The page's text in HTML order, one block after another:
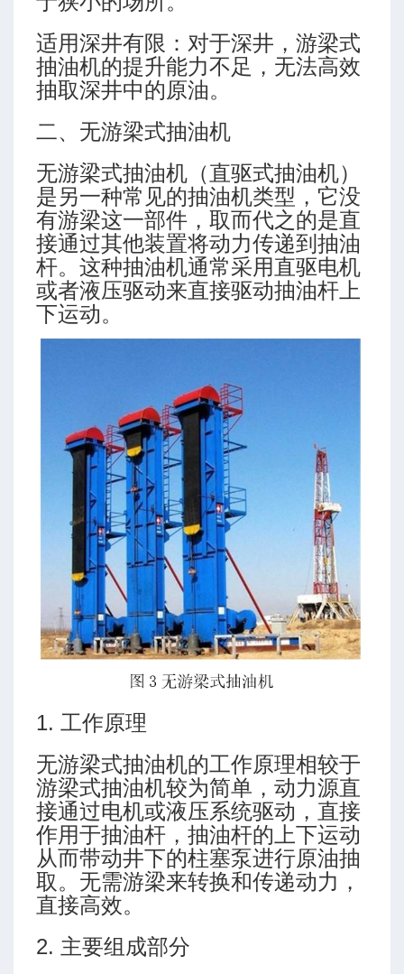
适用深井有限：对于深井，游梁式
抽油机的提升能力不足，无法高效
抽取深井中的原油。
二、无游梁式抽油机
无游梁式抽油机（直驱式抽油机）
是另一种常见的抽油机类型，它没
有游梁这一部件，取而代之的是直
接通过其他装置将动力传递到抽油
杆。这种抽油机通常采用直驱电机
或者液压驱动来直接驱动抽油杆上
下运动。
1. 工作原理
无游梁式抽油机的工作原理相较于
游梁式抽油机较为简单，动力源直
接通过电机或液压系统驱动，直接
作用于抽油杆，抽油杆的上下运动
从而带动井下的柱塞泵进行原油抽
取。无需游梁来转换和传递动力，
直接高效。
2. 主要组成部分